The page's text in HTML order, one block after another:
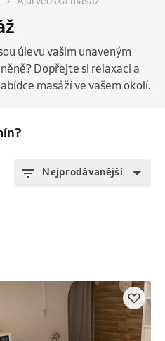
úlevu vašim unaveným
Dopřejte si relaxaci a
masáží ve vašem okolí.
Nejprodávanější